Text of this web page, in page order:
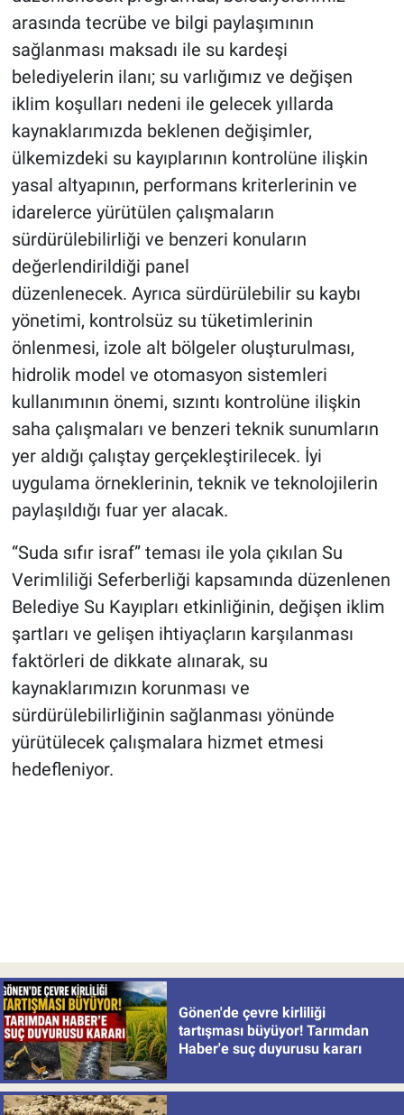
arasında tecrübe ve bilgi paylaşımının
sağlanması maksadı ile su kardeşi
belediyelerin ilanı; su varlığımız ve değişen
iklim koşulları nedeni ile gelecek yıllarda
kaynaklarımızda beklenen değişimler,
ülkemizdeki su kayıplarının kontrolüne ilişkin
yasal altyapının, performans kriterlerinin ve
idarelerce yürütülen çalışmaların
sürdürülebilirliği ve benzeri konuların
değerlendirildiği panel
düzenlenecek. Ayrıca sürdürülebilir su kaybı
yönetimi, kontrolsüz su tüketimlerinin
önlenmesi, izole alt bölgeler oluşturulması,
hidrolik model ve otomasyon sistemleri
kullanımının önemi, sızıntı kontrolüne ilişkin
saha çalışmaları ve benzeri teknik sunumların
yer aldığı çalıştay gerçekleştirilecek. İyi
uygulama örneklerinin, teknik ve teknolojilerin
paylaşıldığı fuar yer alacak.
“Suda sıfır israf” teması ile yola çıkılan Su
Verimliliği Seferberliği kapsamında düzenlenen
Belediye Su Kayıpları etkinliğinin, değişen iklim
şartları ve gelişen ihtiyaçların karşılanması
faktörleri de dikkate alınarak, su
kaynaklarımızın korunması ve
sürdürülebilirliğinin sağlanması yönünde
yürütülecek çalışmalara hizmet etmesi
hedefleniyor.
Gönen'de çevre kirliliği
tartışması büyüyor! Tarımdan
Haber'e suç duyurusu kararı